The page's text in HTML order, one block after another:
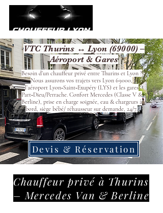
VTC Thurins ↔ Lyon (69000) –
Aéroport & Gares
Besoin d’un chauffeur privé entre Thurins et Lyon ?
Nous assurons vos trajets vers Lyon 69000,
l’aéroport Lyon‑Saint‑Exupéry (LYS) et les gares
Part‑Dieu/Perrache. Confort Mercedes (Classe V &
Berline), prise en charge soignée, eau & chargeurs à
bord, siège bébé/ réhausseur sur demande, 24/7.
Devis & Réservation
Chauffeur privé à Thurins
– Mercedes Van & Berline